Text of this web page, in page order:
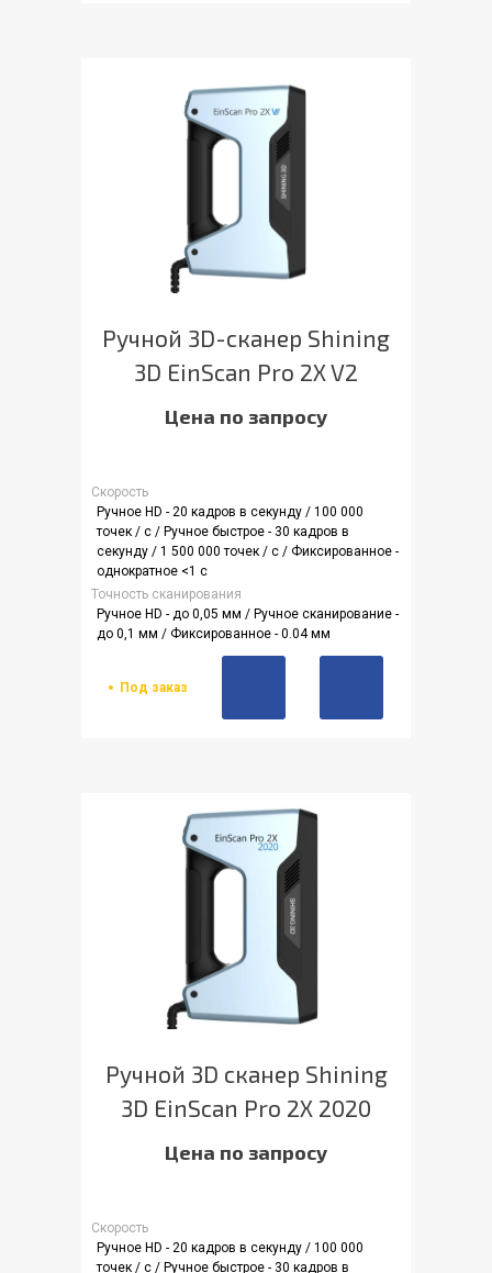
Ручной 3D-сканер Shining
3D EinScan Pro 2X V2
Цена по запросу
Скорость
Ручное HD - 20 кадров в секунду / 100 000
точек / с / Ручное быстрое - 30 кадров в
секунду / 1 500 000 точек / с / Фиксированное -
однократное <1 с
Точность сканирования
Ручное HD - до 0,05 мм / Ручное сканирование -
до 0,1 мм / Фиксированное - 0.04 мм
Под заказ
Ручной 3D сканер Shining
3D EinScan Pro 2X 2020
Цена по запросу
Скорость
Ручное HD - 20 кадров в секунду / 100 000
точек / с / Ручное быстрое - 30 кадров в